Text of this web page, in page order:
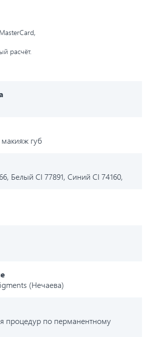
расчёт.
губ
Белый CI 77891, Синий CI 74160,
(Нечаева)
процедур по перманентному